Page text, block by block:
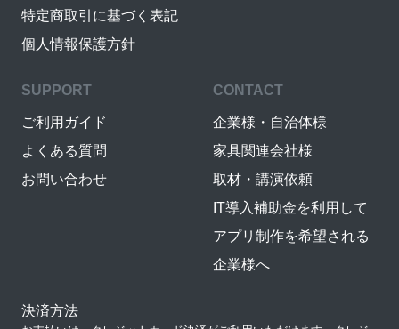
特定商取引に基づく表記
個人情報保護方針
SUPPORT
ご利用ガイド
よくある質問
お問い合わせ
CONTACT
企業様・自治体様
家具関連会社様
取材・講演依頼
IT導入補助金を利用して
アプリ制作を希望される
企業様へ
決済方法